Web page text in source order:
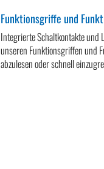
Funktionsgriffe und
Integrierte Schaltkontakte und
unseren Funktionsgriffen und
abzulesen oder schnell